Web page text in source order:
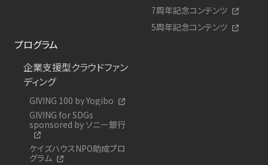
7周年記念コンテンツ
5周年記念コンテンツ
プログラム
企業支援型クラウドファン
ディング
GIVING 100 by Yogibo
GIVING for SDGs
sponsored by ソニー銀行
ケイズハウスNPO助成プロ
グラム